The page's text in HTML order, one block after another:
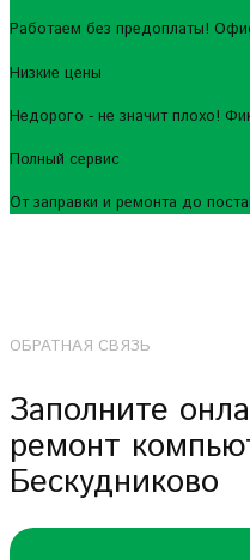
Работаем без предоплаты!
Низкие цены
Недорого - не значит плохо!
Полный сервис
От заправки и ремонта до
ОБРАТНАЯ СВЯЗЬ
Заполните
ремонт
Бескудниково